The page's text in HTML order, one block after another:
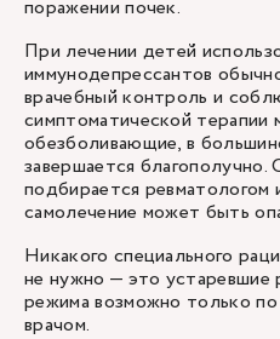
поражении почек.
При лечении детей
иммунодепрессантов
врачебный контроль и
симптоматической терапии
обезболивающие, в
завершается благополучно.
подбирается ревматологом
самолечение может быть
Никакого специального
не нужно — это устаревшие
режима возможно только
врачом.